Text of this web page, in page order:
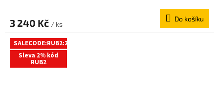
3 240 Kč / ks
Do košíku
SALECODE:RUB2:2:%
Sleva 2% kód
RUB2